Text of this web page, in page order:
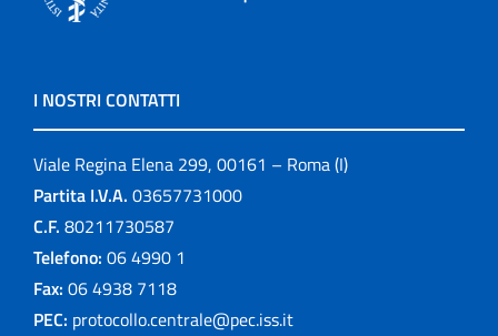
I NOSTRI CONTATTI
Viale Regina Elena 299, 00161 – Roma (I)
Partita I.V.A. 03657731000
C.F. 80211730587
Telefono: 06 4990 1
Fax: 06 4938 7118
PEC: protocollo.centrale@pec.iss.it